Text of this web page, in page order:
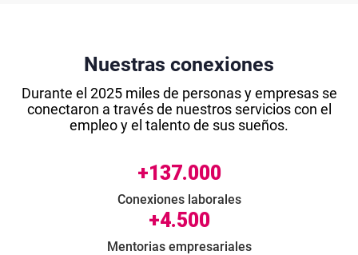
Nuestras conexiones
Durante el 2025 miles de personas y empresas se
conectaron a través de nuestros servicios con el
empleo y el talento de sus sueños.
+137.000
Conexiones laborales
+4.500
Mentorias empresariales